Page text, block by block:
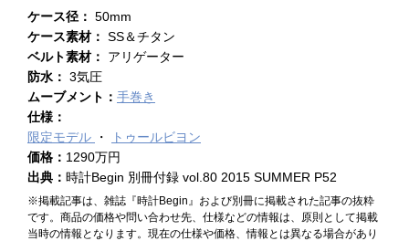
ケース径： 50mm
ケース素材： SS＆チタン
ベルト素材： アリゲーター
防水： 3気圧
ムーブメント： 手巻き
仕様：
限定モデル
トゥールビヨン
価格： 1290万円
出典： 時計Begin 別冊付録 vol.80 2015 SUMMER P52
※掲載記事は、雑誌『時計Begin』および別冊に掲載された記事の抜粋
です。商品の価格や問い合わせ先、仕様などの情報は、原則として掲載
当時の情報となります。現在の仕様や価格、情報とは異なる場合があり